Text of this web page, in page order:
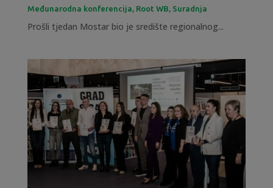
Međunarodna konferencija, Root WB, Suradnja
Prošli tjedan Mostar bio je središte regionalnog...